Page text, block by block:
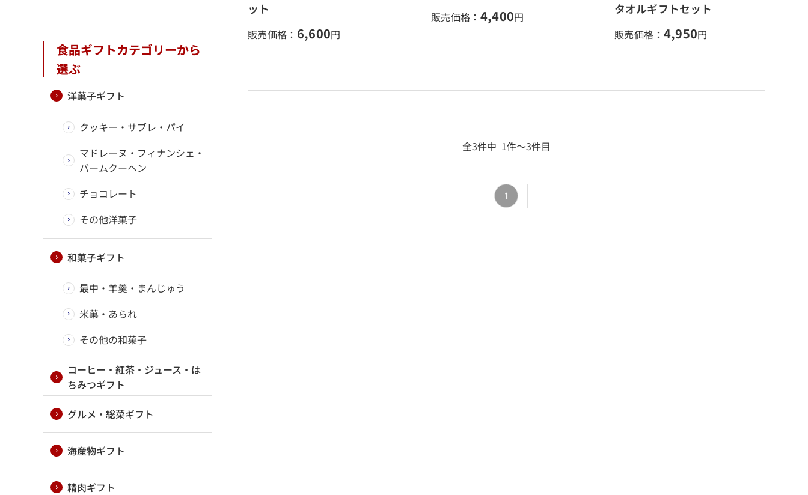
食品ギフトカテゴリーから
選ぶ
洋菓子ギフト
クッキー・サブレ・パイ
マドレーヌ・フィナンシェ・
バームクーヘン
チョコレート
その他洋菓子
和菓子ギフト
最中・羊羹・まんじゅう
米菓・あられ
その他の和菓子
コーヒー・紅茶・ジュース・は
ちみつギフト
グルメ・総菜ギフト
海産物ギフト
精肉ギフト
ット
販売価格： 6,600円
販売価格： 4,400円
タオルギフトセット
販売価格： 4,950円
全3件中 1件～3件目
1